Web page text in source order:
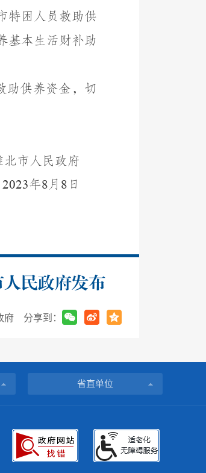
特困人员救助供
基本生活财补助
助供养资金，切
北市人民政府
2023年8 月 8 日
民政府发布
府 分享到：
省直单位